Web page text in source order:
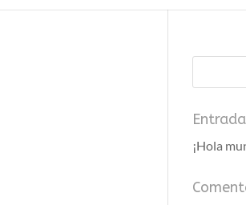
¡Hola